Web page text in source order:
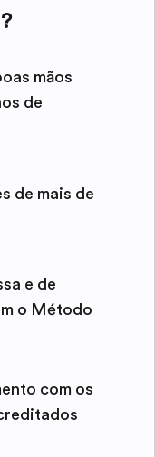
mãos
de
de mais de
e de
o Método
com os